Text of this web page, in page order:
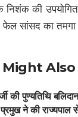
निशंक की
सांसद का तमगा
Might Also
की पुण्यतिथि
ने की राज्यपाल